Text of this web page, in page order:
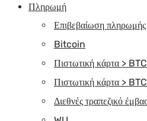
Πληρωμή
Επιβεβαίωση πληρωμής
Bitcoin
Πιστωτική κάρτα >
Πιστωτική κάρτα >
Διεθνές τραπεζικό